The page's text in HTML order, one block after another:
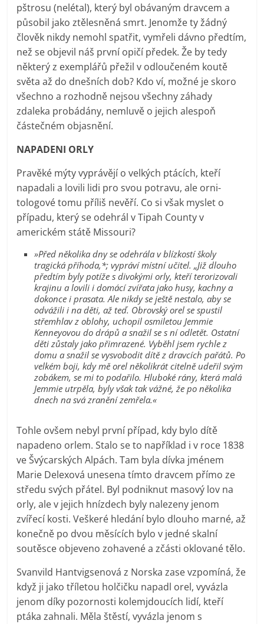
pštrosu (nelétal), který byl obávaným dravcem a
působil jako ztělesněná smrt. Jenomže ty žádný
člověk nikdy nemohl spatřit, vymřeli dávno předtím,
než se objevil náš první opičí předek. Že by tedy
některý z exemplářů přežil v odloučeném koutě
světa až do dnešních dob? Kdo ví, možné je skoro
všechno a rozhodně nejsou všechny záhady
zdaleka probádány, nemluvě o jejich alespoň
částečném objasnění.
NAPADENI ORLY
Pravěké mýty vyprávějí o velkých ptácích, kteří
napadali a lovili lidi pro svou potravu, ale orni-
tologové tomu příliš nevěří. Co si však myslet o
případu, který se odehrál v Tipah County v
americkém státě Missouri?
»Před několika dny se odehrála v blízkostí školy
tragická příhoda,*; vypráví místní učitel. „Již dlouho
předtím byly potíže s divokými orly, kteří terorizovali
krajinu a lovili i domácí zvířata jako husy, kachny a
dokonce i prasata. Ale nikdy se ještě nestalo, aby se
odvážili i na děti, až teď. Obrovský orel se spustil
střemhlav z oblohy, uchopil osmiletou Jemmie
Kenneyovou do drápů a snažil se s ní odletět. Ostatní
děti zůstaly jako přimrazené. Vyběhl jsem rychle z
domu a snažil se vysvobodit dítě z dravcích pařátů. Po
velkém boji, kdy mě orel několikrát citelně udeřil svým
zobákem, se mi to podařilo. Hluboké rány, která malá
Jemmie utrpěla, byly však tak vážné, že po několika
dnech na svá zranění zemřela.«
Tohle ovšem nebyl první případ, kdy bylo dítě
napadeno orlem. Stalo se to například i v roce 1838
ve Švýcarských Alpách. Tam byla dívka jménem
Marie Delexová unesena tímto dravcem přímo ze
středu svých přátel. Byl podniknut masový lov na
orly, ale v jejich hnízdech byly nalezeny jenom
zvířecí kosti. Veškeré hledání bylo dlouho marné, až
konečně po dvou měsících bylo v jedné skalní
soutěsce objeveno zohavené a zčásti oklované tělo.
Svanvild Hantvigsenová z Norska zase vzpomíná, že
když ji jako tříletou holčičku napadl orel, vyvázla
jenom díky pozornosti kolemjdoucích lidí, kteří
ptáka zahnali. Měla štěstí, vyvázla jenom s